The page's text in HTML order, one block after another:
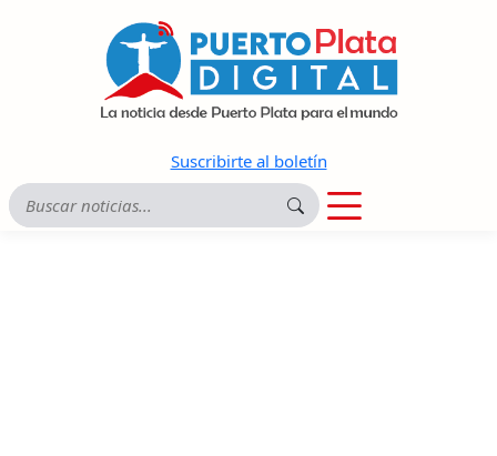
Suscribirte al boletín